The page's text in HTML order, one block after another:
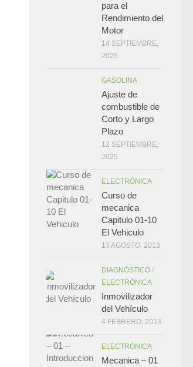
para el
Rendimiento del
Motor
14 SEPTIEMBRE,
2025
GASOLINA
Ajuste de
combustible de
Corto y Largo
Plazo
12 SEPTIEMBRE,
2025
ELECTRÓNICA
Curso de
mecanica
Capitulo 01-10
El Vehiculo
13 AGOSTO, 2013
DIAGNÓSTICO /
ELECTRÓNICA
Inmovilizador
del Vehículo
4 FEBRERO, 2013
ELECTRÓNICA
Mecanica – 01